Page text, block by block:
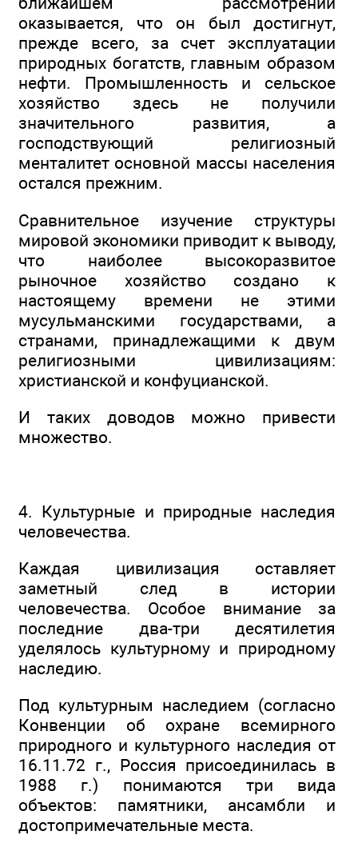
оказывается, что он был достигнут,
прежде всего, за счет эксплуатации
природных богатств, главным образом
нефти. Промышленность и сельское
хозяйство здесь не получили
значительного развития, а
господствующий религиозный
менталитет основной массы населения
остался прежним.
Сравнительное изучение структуры
мировой экономики приводит к выводу,
что наиболее высокоразвитое
рыночное хозяйство создано к
настоящему времени не этими
мусульманскими государствами, а
странами, принадлежащими к двум
религиозными цивилизациям:
христианской и конфуцианской.
И таких доводов можно привести
множество.
4. Культурные и природные наследия
человечества.
Каждая цивилизация оставляет
заметный след в истории
человечества. Особое внимание за
последние два-три десятилетия
уделялось культурному и природному
наследию.
Под культурным наследием (согласно
Конвенции об охране всемирного
природного и культурного наследия от
16.11.72 г., Россия присоединилась в
1988 г.) понимаются три вида
объектов: памятники, ансамбли и
достопримечательные места.